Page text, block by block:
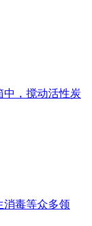
中，搅动活性炭
消毒等众多领